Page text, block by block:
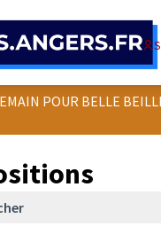
POUR BELLE